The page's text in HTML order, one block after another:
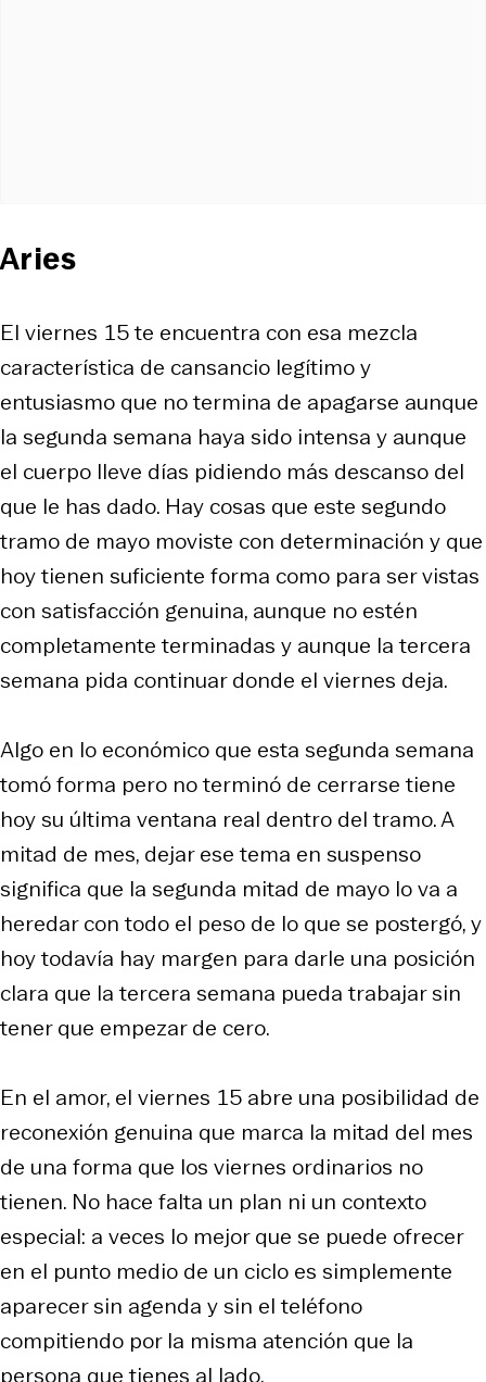
Aries
El viernes 15 te encuentra con esa mezcla
característica de cansancio legítimo y
entusiasmo que no termina de apagarse aunque
la segunda semana haya sido intensa y aunque
el cuerpo lleve días pidiendo más descanso del
que le has dado. Hay cosas que este segundo
tramo de mayo moviste con determinación y que
hoy tienen suficiente forma como para ser vistas
con satisfacción genuina, aunque no estén
completamente terminadas y aunque la tercera
semana pida continuar donde el viernes deja.
Algo en lo económico que esta segunda semana
tomó forma pero no terminó de cerrarse tiene
hoy su última ventana real dentro del tramo. A
mitad de mes, dejar ese tema en suspenso
significa que la segunda mitad de mayo lo va a
heredar con todo el peso de lo que se postergó, y
hoy todavía hay margen para darle una posición
clara que la tercera semana pueda trabajar sin
tener que empezar de cero.
En el amor, el viernes 15 abre una posibilidad de
reconexión genuina que marca la mitad del mes
de una forma que los viernes ordinarios no
tienen. No hace falta un plan ni un contexto
especial: a veces lo mejor que se puede ofrecer
en el punto medio de un ciclo es simplemente
aparecer sin agenda y sin el teléfono
compitiendo por la misma atención que la
persona que tienes al lado.